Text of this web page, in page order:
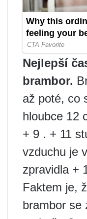
Nejlepší
brambor.
až poté, co
hloubce 12
+ 9 . + 11
vzduchu je
zpravidla +
Faktem je,
brambor se